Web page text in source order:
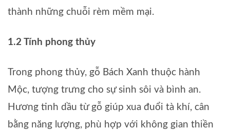
thành những chuỗi rèm mềm mại.
1.2 Tính phong thủy
Trong phong thủy, gỗ Bách Xanh thuộc hành
Mộc, tượng trưng cho sự sinh sôi và bình an.
Hương tinh dầu từ gỗ giúp xua đuổi tà khí, cân
bằng năng lượng, phù hợp với không gian thiền